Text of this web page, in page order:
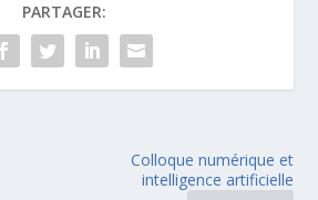
PARTAGER:
Colloque numérique et
intelligence artificielle